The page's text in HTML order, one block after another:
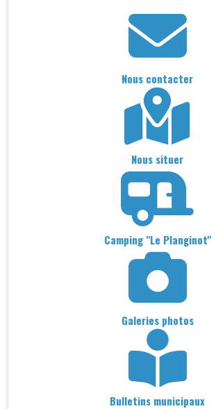
Nous contacter
Nous situer
Camping "Le Planginot"
Galeries photos
Bulletins municipaux